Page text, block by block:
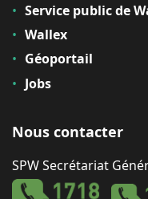
Service public de
Wallex
Géoportail
Jobs
Nous contacter
SPW Secrétariat